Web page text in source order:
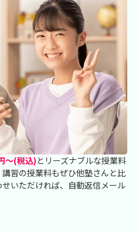
～(税込)とリーズナブルな授業料
習の授業料もぜひ他塾さんと比
いただければ、自動返信メール